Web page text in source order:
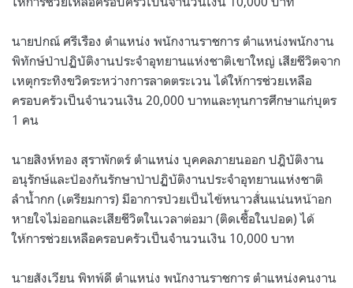
นายปกณ์ ศรีเรือง ตำแหน่ง พนักงานราชการ ตำแหน่งพนักงาน
พิทักษ์ป่าปฏิบัติงานประจำอุทยานแห่งชาติเขาใหญ่ เสียชีวิตจาก
เหตุกระทิงขวิดระหว่างการลาดตระเวน ได้ให้การช่วยเหลือ
ครอบครัวเป็นจำนวนเงิน 20,000 บาทและทุนการศึกษาแก่บุตร
1 คน
นายสิงห์ทอง สุราพักตร์ ตำแหน่ง บุคคลภายนออก ปฎิบัติงาน
อนุรักษ์และป้องกันรักษาป่าปฏิบัติงานประจำอุทยานแห่งชาติ
ลำน้ำกก (เตรียมการ) มีอาการป่วยเป็นไข้หนาวสั่นแน่นหน้าอก
หายใจไม่ออกและเสียชีวิตในเวลาต่อมา (ติดเชื้อในปอด) ได้
ให้การช่วยเหลือครอบครัวเป็นจำนวนเงิน 10,000 บาท
นายสังเวียน พิทพ์ดี ตำแหน่ง พนักงานราชการ ตำแหน่งคนงาน